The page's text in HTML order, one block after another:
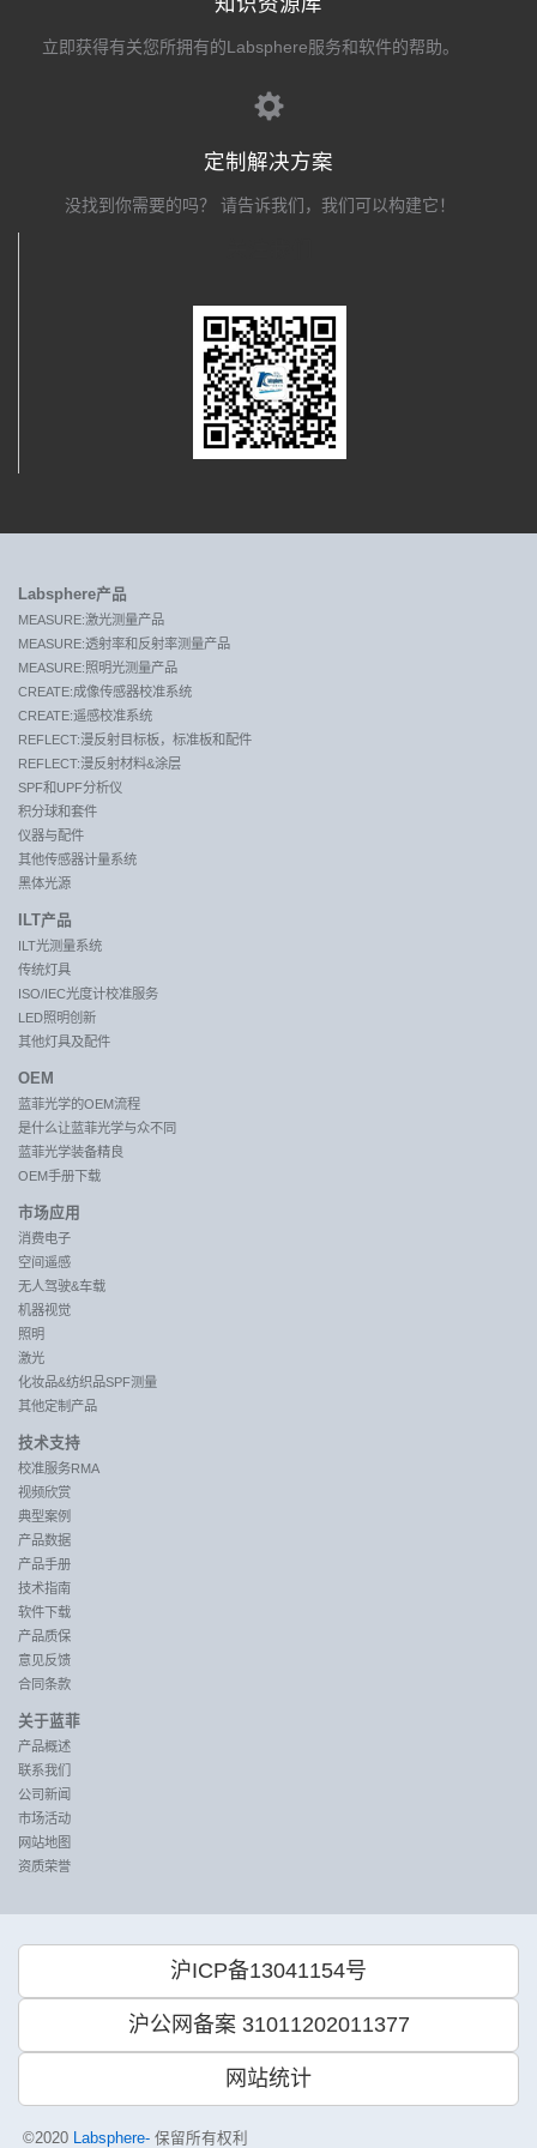
立即获得有关您所拥有的Labsphere服务和软件的帮助。
定制解决方案
没找到你需要的吗？ 请告诉我们，我们可以构建它！
Labsphere产品
MEASURE:激光测量产品
MEASURE:透射率和反射率测量产品
MEASURE:照明光测量产品
CREATE:成像传感器校准系统
CREATE:遥感校准系统
REFLECT:漫反射目标板，标准板和配件
REFLECT:漫反射材料&涂层
SPF和UPF分析仪
积分球和套件
仪器与配件
其他传感器计量系统
黑体光源
ILT产品
ILT光测量系统
传统灯具
ISO/IEC光度计校准服务
LED照明创新
其他灯具及配件
OEM
蓝菲光学的OEM流程
是什么让蓝菲光学与众不同
蓝菲光学装备精良
OEM手册下载
市场应用
消费电子
空间遥感
无人驾驶&车载
机器视觉
照明
激光
化妆品&纺织品SPF测量
其他定制产品
技术支持
校准服务RMA
视频欣赏
典型案例
产品数据
产品手册
技术指南
软件下载
产品质保
意见反馈
合同条款
关于蓝菲
产品概述
联系我们
公司新闻
市场活动
网站地图
资质荣誉
沪ICP备13041154号
沪公网备案 31011202011377
网站统计
©2020 Labsphere- 保留所有权利